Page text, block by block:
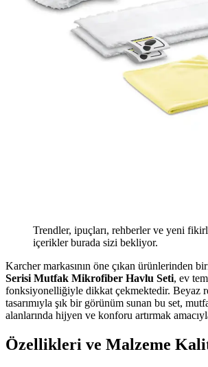
Trendler, ipuçları, rehberler ve yeni
içerikler burada sizi bekliyor.
Karcher markasının öne çıkan ürünlerinden
Serisi Mutfak Mikrofiber Havlu Seti, ev
fonksiyonelliğiyle dikkat çekmektedir. Beyaz
tasarımıyla şık bir görünüm sunan bu set,
alanlarında hijyen ve konforu artırmak
Özellikleri ve Malzeme